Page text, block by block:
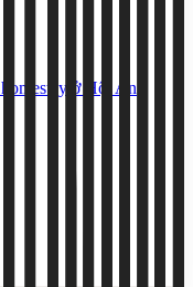
ở Hội An